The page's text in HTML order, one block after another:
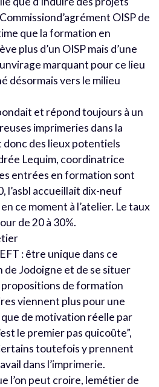
OISP de
que la formation en
plus d’un OISP mais d’une
unvirage marquant pour ce lieu
désormais vers le milieu
et répond toujours à un
imprimeries dans la
donc des lieux potentiels
Lequim, coordinatrice
entrées en formation sont
l’asbl accueillait dix-neuf
ce moment à l’atelier. Le taux
de 20 à 30%.
: être unique dans ce
de Jodoigne et de se situer
de formation
viennent plus pour une
de motivation réelle par
le premier pas quicoûte”,
toutefois y prennent
dans l’imprimerie.
l’on peut croire, lemétier de